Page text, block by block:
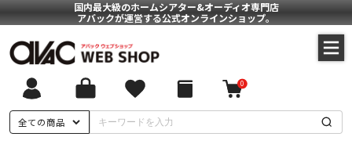
国内最大級のホームシアター&オーディオ専門店
アバックが運営する公式オンラインショップ。
全ての商品
0